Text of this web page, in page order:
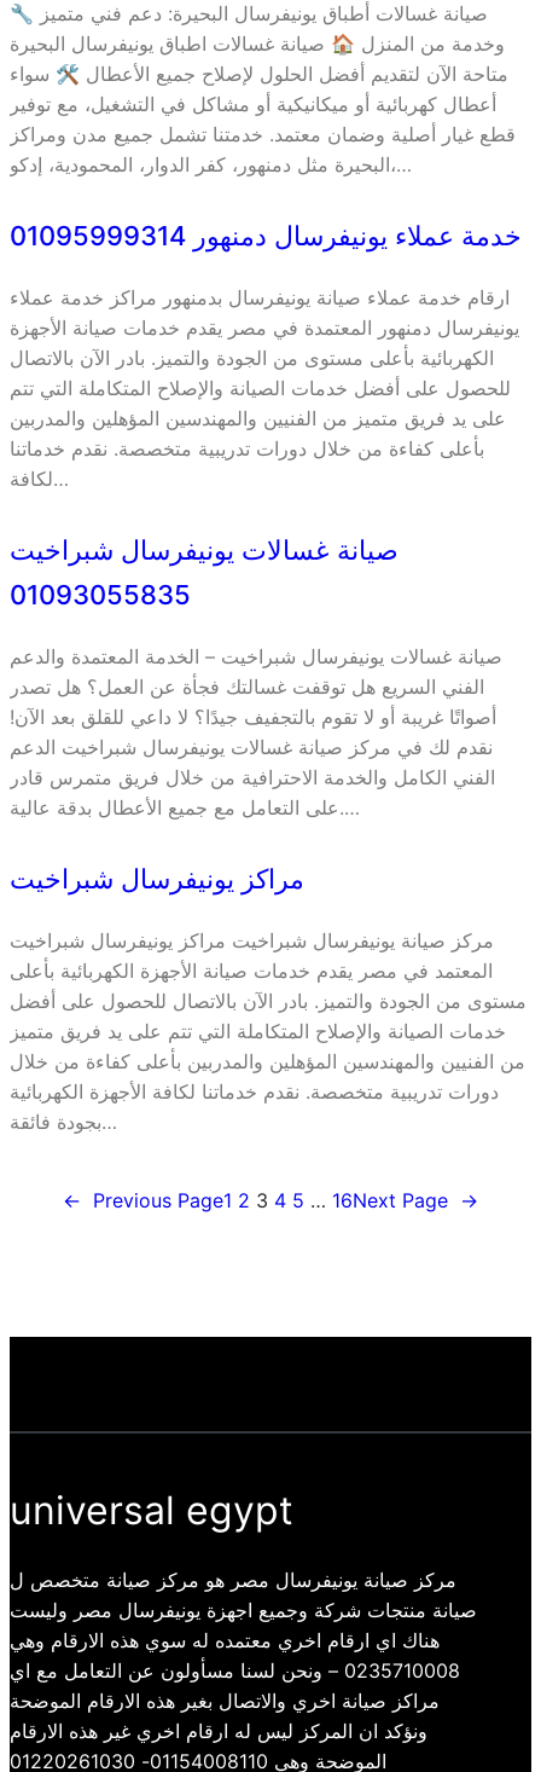
🔧 صيانة غسالات أطباق يونيفرسال البحيرة: دعم فني متميز
وخدمة من المنزل 🏠 صيانة غسالات اطباق يونيفرسال البحيرة
متاحة الآن لتقديم أفضل الحلول لإصلاح جميع الأعطال 🛠️ سواء
أعطال كهربائية أو ميكانيكية أو مشاكل في التشغيل، مع توفير
قطع غيار أصلية وضمان معتمد. خدمتنا تشمل جميع مدن ومراكز
البحيرة مثل دمنهور، كفر الدوار، المحمودية، إدكو،…
خدمة عملاء يونيفرسال دمنهور 01095999314
ارقام خدمة عملاء صيانة يونيفرسال بدمنهور مراكز خدمة عملاء
يونيفرسال دمنهور المعتمدة في مصر يقدم خدمات صيانة الأجهزة
الكهربائية بأعلى مستوى من الجودة والتميز. بادر الآن بالاتصال
للحصول على أفضل خدمات الصيانة والإصلاح المتكاملة التي تتم
على يد فريق متميز من الفنيين والمهندسين المؤهلين والمدربين
بأعلى كفاءة من خلال دورات تدريبية متخصصة. نقدم خدماتنا
لكافة…
صيانة غسالات يونيفرسال شبراخيت
01093055835
صيانة غسالات يونيفرسال شبراخيت – الخدمة المعتمدة والدعم
الفني السريع هل توقفت غسالتك فجأة عن العمل؟ هل تصدر
أصواتًا غريبة أو لا تقوم بالتجفيف جيدًا؟ لا داعي للقلق بعد الآن!
نقدم لك في مركز صيانة غسالات يونيفرسال شبراخيت الدعم
الفني الكامل والخدمة الاحترافية من خلال فريق متمرس قادر
على التعامل مع جميع الأعطال بدقة عالية.…
مراكز يونيفرسال شبراخيت
مركز صيانة يونيفرسال شبراخيت مراكز يونيفرسال شبراخيت
المعتمد في مصر يقدم خدمات صيانة الأجهزة الكهربائية بأعلى
مستوى من الجودة والتميز. بادر الآن بالاتصال للحصول على أفضل
خدمات الصيانة والإصلاح المتكاملة التي تتم على يد فريق متميز
من الفنيين والمهندسين المؤهلين والمدربين بأعلى كفاءة من خلال
دورات تدريبية متخصصة. نقدم خدماتنا لكافة الأجهزة الكهربائية
بجودة فائقة…
← Previous Page1 2 3 4 5 … 16Next Page →
universal egypt
مركز صيانة يونيفرسال مصر هو مركز صيانة متخصص ل
صيانة منتجات شركة وجميع اجهزة يونيفرسال مصر وليست
هناك اي ارقام اخري معتمده له سوي هذه الارقام وهي
0235710008 – ونحن لسنا مسأولون عن التعامل مع اي
مراكز صيانة اخري والاتصال بغير هذه الارقام الموضحة
ونؤكد ان المركز ليس له ارقام اخري غير هذه الارقام
الموضحة وهي 01154008110- 01220261030